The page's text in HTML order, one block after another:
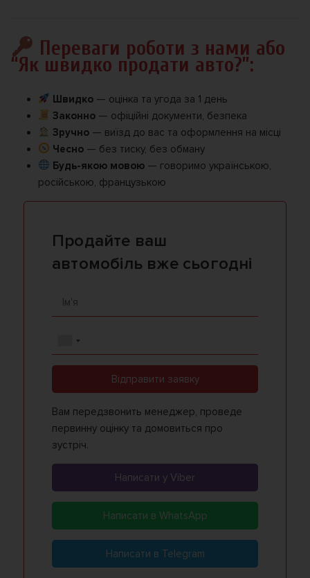
Переваги роботи з нами або
“Як швидко продати авто?”:
Швидко — оцінка та угода за 1 день
Законно — офіційні документи, безпека
Зручно — виїзд до вас та оформлення на місці
Чесно — без тиску, без обману
Будь-якою мовою — говоримо українською,
російською, французькою
Продайте ваш
автомобіль вже сьогодні
Відправити заявку
Вам передзвонить менеджер, проведе
первинну оцінку та домовиться про
зустріч.
Написати у Viber
Написати в WhatsApp
Написати в Telegram